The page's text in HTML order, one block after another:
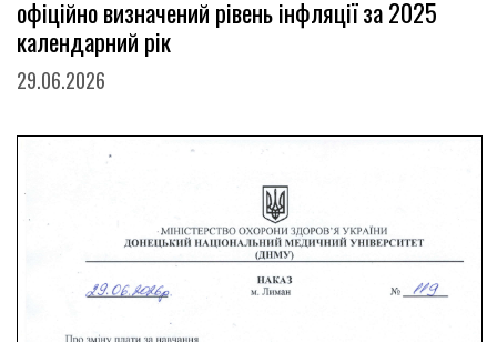
офіційно визначений рівень інфляції за 2025
календарний рік
29.06.2026